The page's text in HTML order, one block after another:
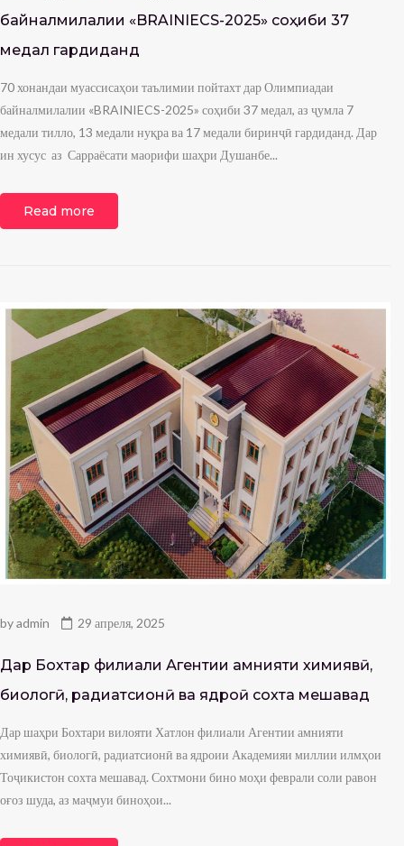
байналмилалии «BRAINIECS-2025» соҳиби 37
медал гардиданд
70 хонандаи муассисаҳои таълимии пойтахт дар Олимпиадаи
байналмилалии «BRAINIECS-2025» соҳиби 37 медал, аз ҷумла 7
медали тилло, 13 медали нуқра ва 17 медали биринҷӣ гардиданд. Дар
ин хусус аз Сарраёсати маорифи шаҳри Душанбе...
Read more
byadmin 29 апреля, 2025
Дар Бохтар филиали Агентии амнияти химиявӣ,
биологӣ, радиатсионӣ ва ядроӣ сохта мешавад
Дар шаҳри Бохтари вилояти Хатлон филиали Агентии амнияти
химиявӣ, биологӣ, радиатсионӣ ва ядроии Академияи миллии илмҳои
Тоҷикистон сохта мешавад. Сохтмони бино моҳи феврали соли равон
оғоз шуда, аз маҷмуи биноҳои...